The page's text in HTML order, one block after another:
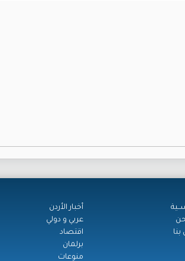
أخبار الأردن
عربي و دولي
اقتصاد
برلمان
منوعات